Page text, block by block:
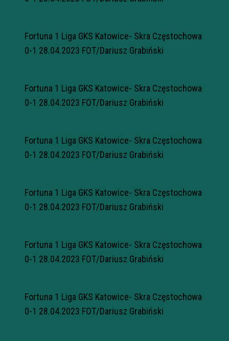
Fortuna 1 Liga GKS Katowice- Skra Częstochowa
0-1 28.04.2023 FOT/Dariusz Grabiński
Fortuna 1 Liga GKS Katowice- Skra Częstochowa
0-1 28.04.2023 FOT/Dariusz Grabiński
Fortuna 1 Liga GKS Katowice- Skra Częstochowa
0-1 28.04.2023 FOT/Dariusz Grabiński
Fortuna 1 Liga GKS Katowice- Skra Częstochowa
0-1 28.04.2023 FOT/Dariusz Grabiński
Fortuna 1 Liga GKS Katowice- Skra Częstochowa
0-1 28.04.2023 FOT/Dariusz Grabiński
Fortuna 1 Liga GKS Katowice- Skra Częstochowa
0-1 28.04.2023 FOT/Dariusz Grabiński